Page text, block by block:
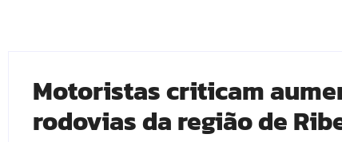
Motoristas criticam
rodovias da região de